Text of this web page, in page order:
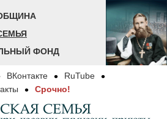
ФОНД
ВКонтакте
RuTube
Срочно!
СЕМЬЯ